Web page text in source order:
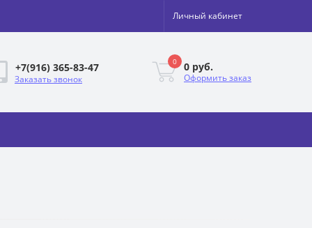
Личный кабинет
+7(916) 365-83-47
Заказать звонок
0 0 руб.
Оформить заказ